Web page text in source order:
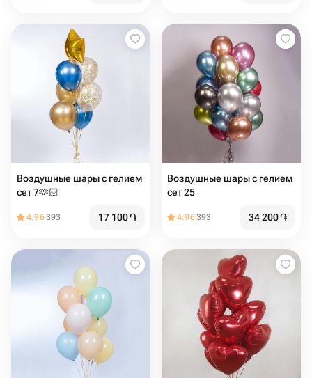
Воздушные шары с гелием
сет 7🫶🏻
4.96393 17 100֏
Воздушные шары с гелием
сет 25
4.96393 34 200֏